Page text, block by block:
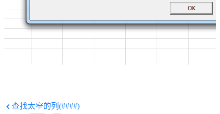
查找太窄的列(####)